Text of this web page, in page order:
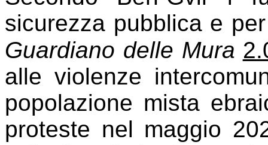
sicurezza pubblica e
Guardiano delle Mura
alle violenze
popolazione mista
proteste nel maggio